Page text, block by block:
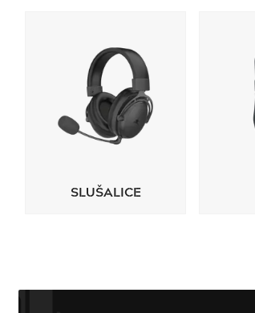
SLUŠALICE